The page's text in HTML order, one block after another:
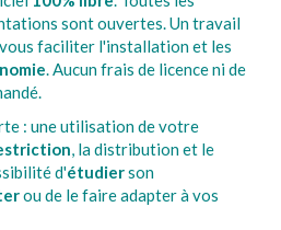
sont ouvertes. Un travail
faciliter l'installation et les
. Aucun frais de licence ni de
: une utilisation de votre
, la distribution et le
d'étudierson
ou de le faire adapter à vos